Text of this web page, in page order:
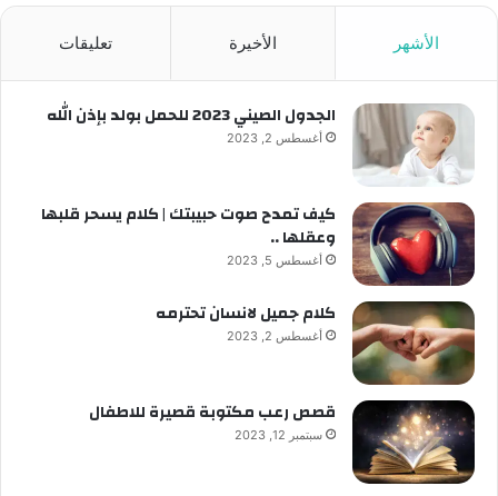
الأشهر الأخيرة تعليقات
الجدول الصيني 2023 للحمل بولد بإذن الله
أغسطس 2, 2023
كيف تمدح صوت حبيبتك | كلام يسحر قلبها
وعقلها ..
أغسطس 5, 2023
كلام جميل لانسان تحترمه
أغسطس 2, 2023
قصص رعب مكتوبة قصيرة للاطفال
سبتمبر 12, 2023